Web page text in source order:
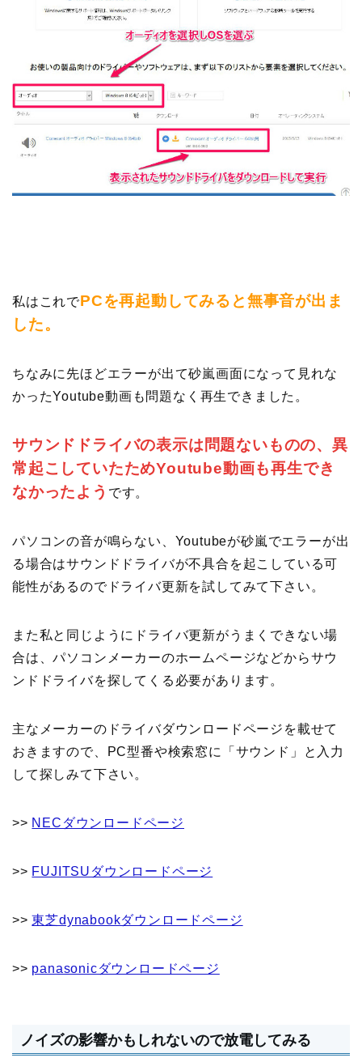
私はこれでPCを再起動してみると無事音が出ま
した。
ちなみに先ほどエラーが出て砂嵐画面になって見れな
かったYoutube動画も問題なく再生できました。
サウンドドライバの表示は問題ないものの、異
常起こしていたためYoutube動画も再生でき
なかったよう です。
パソコンの音が鳴らない、Youtubeが砂嵐でエラーが出
る場合はサウンドドライバが不具合を起こしている可
能性があるのでドライバ更新を試してみて下さい。
また私と同じようにドライバ更新がうまくできない場
合は、パソコンメーカーのホームページなどからサウ
ンドドライバを探してくる必要があります。
主なメーカーのドライバダウンロードページを載せて
おきますので、PC型番や検索窓に「サウンド」と入力
して探しみて下さい。
>> NECダウンロードページ
>> FUJITSUダウンロードページ
>>東芝dynabookダウンロードページ
>> panasonicダウンロードページ
ノイズの影響かもしれないので放電してみる